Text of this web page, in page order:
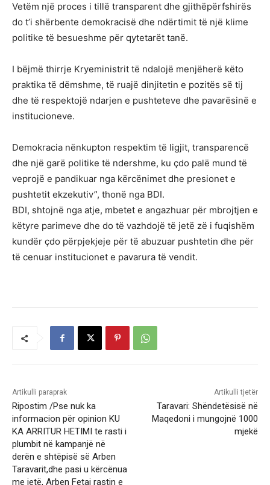
Vetëm një proces i tillë transparent dhe gjithëpërfshirës
do t’i shërbente demokracisë dhe ndërtimit të një klime
politike të besueshme për qytetarët tanë.
I bëjmë thirrje Kryeministrit të ndalojë menjëherë këto
praktika të dëmshme, të ruajë dinjitetin e pozitës së tij
dhe të respektojë ndarjen e pushteteve dhe pavarësinë e
institucioneve.
Demokracia nënkupton respektim të ligjit, transparencë
dhe një garë politike të ndershme, ku çdo palë mund të
veprojë e pandikuar nga kërcënimet dhe presionet e
pushtetit ekzekutiv”, thonë nga BDI.
BDI, shtojnë nga atje, mbetet e angazhuar për mbrojtjen e
këtyre parimeve dhe do të vazhdojë të jetë zë i fuqishëm
kundër çdo përpjekjeje për të abuzuar pushtetin dhe për
të cenuar institucionet e pavarura të vendit.
Artikulli paraprak
Ripostim /Pse nuk ka
informacion për opinion KU
KA ARRITUR HETIMI te rasti i
plumbit në kampanjë në
derën e shtëpisë së Arben
Taravarit,dhe pasi u kërcënua
me jetë, Arben Fetai rastin e
Artikulli tjetër
Taravari: Shëndetësisë në
Maqedoni i mungojnë 1000
mjekë